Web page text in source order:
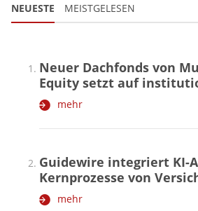
NEUESTE MEISTGELESEN
Neuer Dachfonds von
Equity setzt auf
mehr
Guidewire integriert KI-
Kernprozesse von
mehr